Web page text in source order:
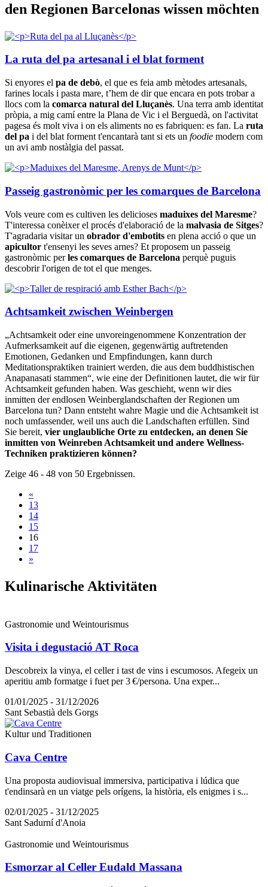
den Regionen Barcelonas wissen möchten
La ruta del pa artesanal i el blat forment
Si enyores el pa de debò, el que es feia amb mètodes artesanals,
farines locals i pasta mare, t’hem de dir que encara en pots trobar a
llocs com la comarca natural del Lluçanès. Una terra amb identitat
pròpia, a mig camí entre la Plana de Vic i el Berguedà, on l'activitat
pagesa és molt viva i on els aliments no es fabriquen: es fan. La ruta
del pa i del blat forment t'encantarà tant si ets un foodie modern com
un avi amb nostàlgia del passat.
Passeig gastronòmic per les comarques de Barcelona
Vols veure com es cultiven les delicioses maduixes del Maresme?
T'interessa conèixer el procés d'elaboració de la malvasia de Sitges?
T'agradaria visitar un obrador d'embotits en plena acció o que un
apicultor t'ensenyi les seves arnes? Et proposem un passeig
gastronòmic perles comarques de Barcelona perquè puguis
descobrir l'origen de tot el que menges.
Achtsamkeit zwischen Weinbergen
„Achtsamkeit oder eine unvoreingenommene Konzentration der
Aufmerksamkeit auf die eigenen, gegenwärtig auftretenden
Emotionen, Gedanken und Empfindungen, kann durch
Meditationspraktiken trainiert werden, die aus dem buddhistischen
Anapanasati stammen“, wie eine der Definitionen lautet, die wir für
Achtsamkeit gefunden haben. Was geschieht, wenn wir dies
inmitten der endlosen Weinberglandschaften der Regionen um
Barcelona tun? Dann entsteht wahre Magie und die Achtsamkeit ist
noch umfassender, weil uns auch die Landschaften erfüllen. Sind
Sie bereit, vier unglaubliche Orte zu entdecken, an denen Sie
inmitten von Weinreben Achtsamkeit und andere Wellness-
Techniken praktizieren können?
Zeige 46 - 48 von 50 Ergebnissen.
«
13
14
15
16
17
»
Kulinarische Aktivitäten
Gastronomie und Weintourismus
Visita i degustació AT Roca
Descobreix la vinya, el celler i tast de vins i escumosos. Afegeix un
aperitiu amb formatge i fuet per 3 €/persona. Una exper...
01/01/2025 - 31/12/2026
Sant Sebastià dels Gorgs
Kultur und Traditionen
Cava Centre
Una proposta audiovisual immersiva, participativa i lúdica que
t'endinsarà en un viatge pels orígens, la història, els enigmes i s...
02/01/2025 - 31/12/2025
Sant Sadurní d'Anoia
Gastronomie und Weintourismus
Esmorzar al Celler Eudald Massana